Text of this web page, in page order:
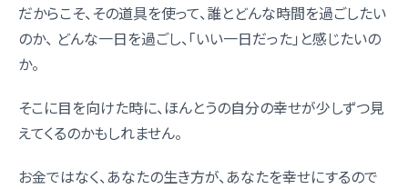
だからこそ、その道具を使って、誰とどんな時間を過ごしたい
のか、 どんな一日を過ごし、「いい一日だった」と感じたいの
か。
そこに目を向けた時に、ほんとうの自分の幸せが少しずつ見
えてくるのかもしれません。
お金ではなく、あなたの生き方が、あなたを幸せにするので